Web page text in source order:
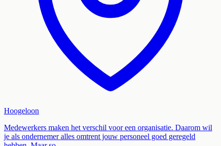
Hoogeloon
Medewerkers maken het verschil voor een organisatie. Daarom wil
je als ondernemer alles omtrent jouw personeel goed geregeld